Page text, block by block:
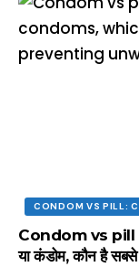
CONDOM VS PILL:
Condom vs pill :
या कंडोम, कौन है सबसे